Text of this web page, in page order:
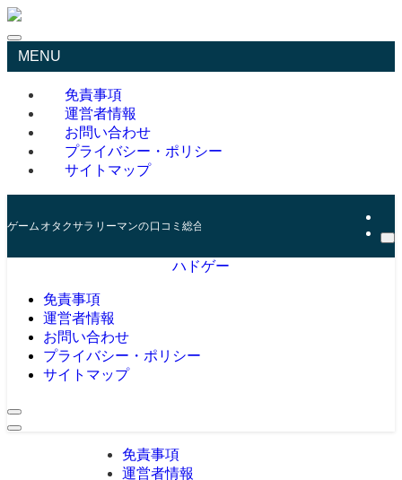
MENU
免責事項
運営者情報
お問い合わせ
プライバシー・ポリシー
サイトマップ
ゲームオタクサラリーマンの口コミ総合サイト
ハドゲー
免責事項
運営者情報
お問い合わせ
プライバシー・ポリシー
サイトマップ
免責事項
運営者情報